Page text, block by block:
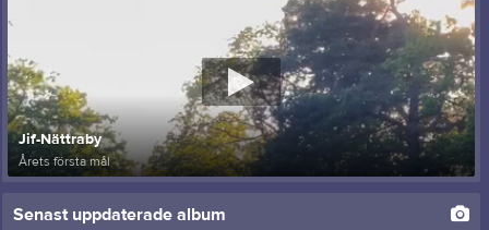
Jif-Nättraby
Årets första mål
Senast uppdaterade album